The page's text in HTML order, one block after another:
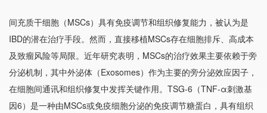
间充质干细胞（MSCs）具有免疫调节和组织修复能力，被认为是
IBD的潜在治疗手段。然而，直接移植MSCs存在细胞排斥、高成本
及致瘤风险等局限。近年研究表明，MSCs的治疗效果主要依赖于旁
分泌机制，其中外泌体（Exosomes）作为主要的旁分泌效应因子，
在细胞间通讯和组织修复中发挥关键作用。TSG-6（TNF-α刺激基
因6）是一种由MSCs或免疫细胞分泌的免疫调节糖蛋白，具有组织